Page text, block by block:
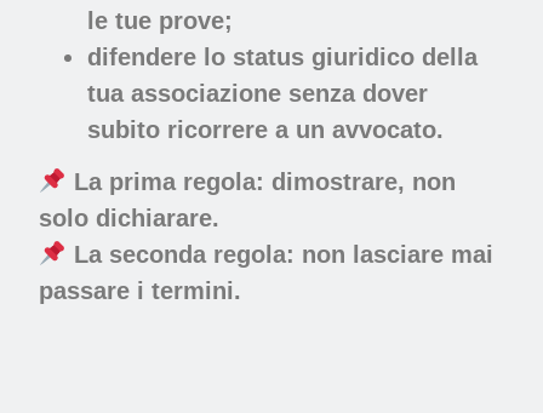
le tue prove;
difendere lo status giuridico della
tua associazione senza dover
subito ricorrere a un avvocato.
La prima regola: dimostrare, non
solo dichiarare.
La seconda regola: non lasciare mai
passare i termini.